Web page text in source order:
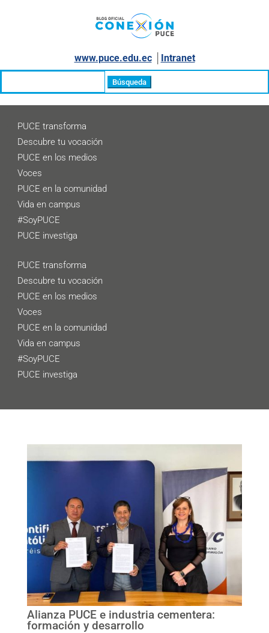
www.puce.edu.ec│ Intranet
PUCE transforma
Descubre tu vocación
PUCE en los medios
Voces
PUCE en la comunidad
Vida en campus
#SoyPUCE
PUCE investiga
PUCE transforma
Descubre tu vocación
PUCE en los medios
Voces
PUCE en la comunidad
Vida en campus
#SoyPUCE
PUCE investiga
Alianza PUCE e industria cementera:
formación y desarrollo